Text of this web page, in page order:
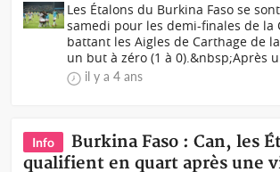
Les Étalons du Burkina Faso se
samedi pour les demi-finales de la
battant les Aigles de Carthage de
un but à zéro (1 à 0).&nbsp;Après
il y a 4 ans
Info
Burkina Faso : Can, les
qualifient en quart après une